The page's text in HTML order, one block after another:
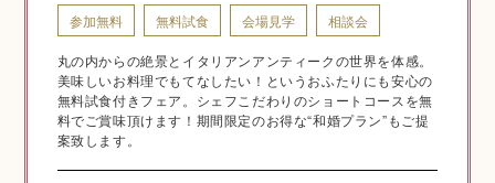
挙式の流れ
参加無料 無料試食 会場見学 相談会
丸の内からの絶景とイタリアンアンティークの世界を体感。
美味しいお料理でもてなしたい！というおふたりにも安心の
無料試食付きフェア。シェフこだわりのショートコースを無
料でご賞味頂けます！期間限定のお得な“和婚プラン”もご提
案致します。